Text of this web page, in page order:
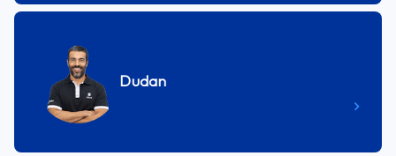
Dudan